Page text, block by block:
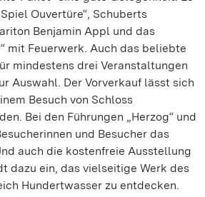
Ouvertüre“, Schuberts
Benjamin Appl und das
mit Feuerwerk. Auch das beliebte
mindestens drei Veranstaltungen
Auswahl. Der Vorverkauf lässt sich
Besuch von Schloss
Bei den Führungen „Herzog“ und
und Besucher das
auch die kostenfreie Ausstellung
dazu ein, das vielseitige Werk des
Hundertwasser zu entdecken.